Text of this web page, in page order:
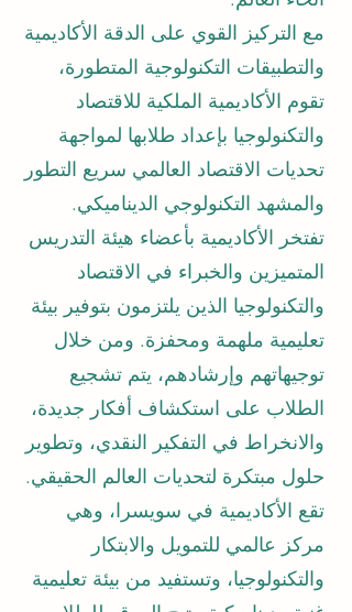
مع التركيز القوي على الدقة الأكاديمية
والتطبيقات التكنولوجية المتطورة،
تقوم الأكاديمية الملكية للاقتصاد
والتكنولوجيا بإعداد طلابها لمواجهة
تحديات الاقتصاد العالمي سريع التطور
والمشهد التكنولوجي الديناميكي.
تفتخر الأكاديمية بأعضاء هيئة التدريس
المتميزين والخبراء في الاقتصاد
والتكنولوجيا الذين يلتزمون بتوفير بيئة
تعليمية ملهمة ومحفزة. ومن خلال
توجيهاتهم وإرشادهم، يتم تشجيع
الطلاب على استكشاف أفكار جديدة،
والانخراط في التفكير النقدي، وتطوير
حلول مبتكرة لتحديات العالم الحقيقي.
تقع الأكاديمية في سويسرا، وهي
مركز عالمي للتمويل والابتكار
والتكنولوجيا، وتستفيد من بيئة تعليمية